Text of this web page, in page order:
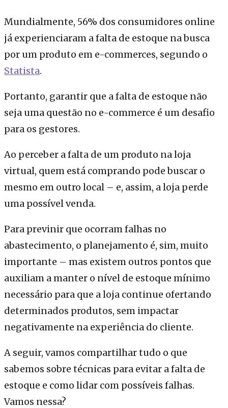
Mundialmente, 56% dos consumidores online
já experienciaram a falta de estoque na busca
por um produto em e-commerces, segundo o
Statista.
Portanto, garantir que a falta de estoque não
seja uma questão no e-commerce é um desafio
para os gestores.
Ao perceber a falta de um produto na loja
virtual, quem está comprando pode buscar o
mesmo em outro local – e, assim, a loja perde
uma possível venda.
Para previnir que ocorram falhas no
abastecimento, o planejamento é, sim, muito
importante – mas existem outros pontos que
auxiliam a manter o nível de estoque mínimo
necessário para que a loja continue ofertando
determinados produtos, sem impactar
negativamente na experiência do cliente.
A seguir, vamos compartilhar tudo o que
sabemos sobre técnicas para evitar a falta de
estoque e como lidar com possíveis falhas.
Vamos nessa?